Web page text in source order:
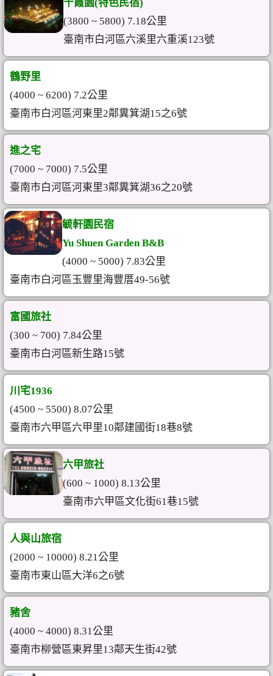
千霞園(特色民宿)
(3800 ~ 5800) 7.18公里
臺南市白河區六溪里六重溪123號
鶴野里
(4000 ~ 6200) 7.2公里
臺南市白河區河東里2鄰糞箕湖15之6號
進之宅
(7000 ~ 7000) 7.5公里
臺南市白河區河東里3鄰糞箕湖36之20號
毓軒園民宿
Yu Shuen Garden B&B
(4000 ~ 5000) 7.83公里
臺南市白河區玉豐里海豐厝49-56號
富國旅社
(300 ~ 700) 7.84公里
臺南市白河區新生路15號
川宅1936
(4500 ~ 5500) 8.07公里
臺南市六甲區六甲里10鄰建國街18巷8號
六甲旅社
(600 ~ 1000) 8.13公里
臺南市六甲區文化街61巷15號
人與山旅宿
(2000 ~ 10000) 8.21公里
臺南市東山區大洋6之6號
豬舍
(4000 ~ 4000) 8.31公里
臺南市柳營區東昇里13鄰天生街42號